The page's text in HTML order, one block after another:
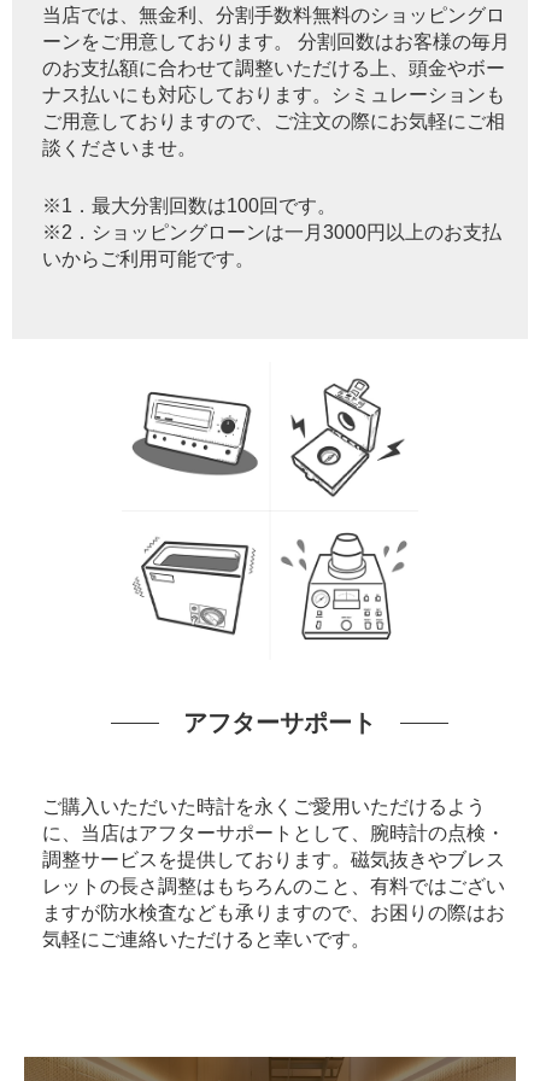
当店では、無金利、分割手数料無料のショッピングロ
ーンをご用意しております。 分割回数はお客様の毎月
のお支払額に合わせて調整いただける上、頭金やボー
ナス払いにも対応しております。シミュレーションも
ご用意しておりますので、ご注文の際にお気軽にご相
談くださいませ。
※1．最大分割回数は100回です。
※2．ショッピングローンは一月3000円以上のお支払
いからご利用可能です。
アフターサポート
ご購入いただいた時計を永くご愛用いただけるよう
に、当店はアフターサポートとして、腕時計の点検・
調整サービスを提供しております。磁気抜きやブレス
レットの長さ調整はもちろんのこと、有料ではござい
ますが防水検査なども承りますので、お困りの際はお
気軽にご連絡いただけると幸いです。